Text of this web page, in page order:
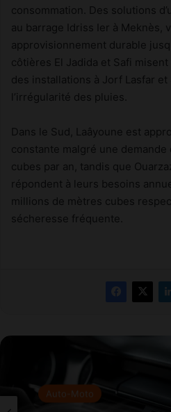
consommation. Des solutions
au barrage Idriss Ier à Meknès,
approvisionnement durable
côtières El Jadida et Safi
des installations à Jorf Lasfar
l’irrégularité des pluies.
Dans le Sud, Laâyoune est
constante malgré une
cubes par an, tandis que
répondent à leurs besoins
millions de mètres cubes
sécheresse fréquente.
Auto-Moto